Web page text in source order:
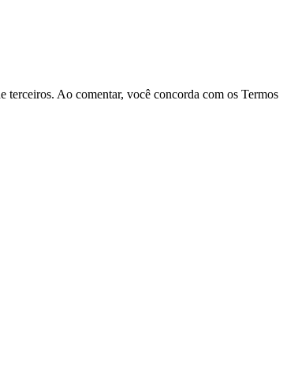
terceiros. Ao comentar, você concorda com os Termos